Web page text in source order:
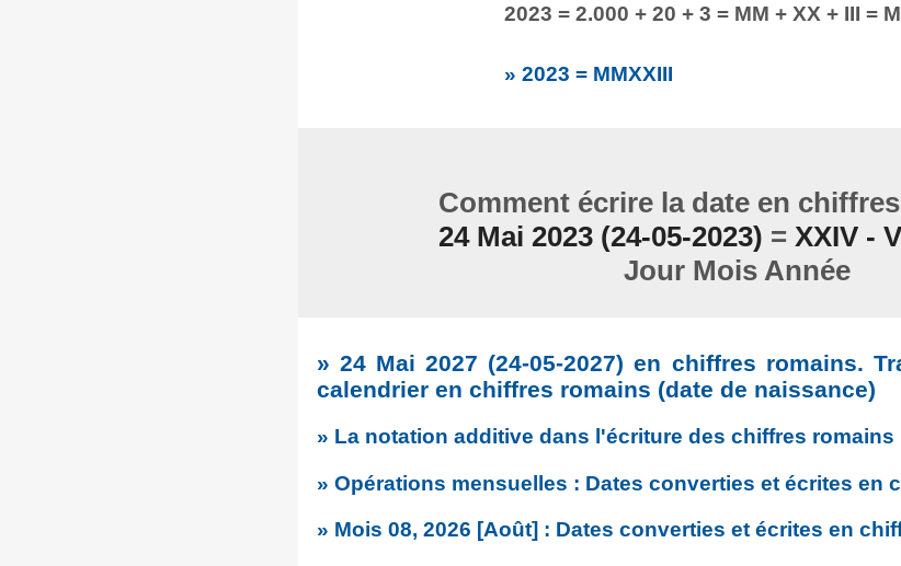
2023 = 2.000 + 20 + 3 = MM + XX + III =
» 2023 = MMXXIII
Comment écrire la date en
24 Mai 2023 (24-05-2023) = XXIV -
Jour Mois Année
»24 Mai 2027 (24-05-2027) en chiffres romains.
calendrier en chiffres romains (date de naissance)
» La notation additive dans l'écriture des chiffres romains
» Opérations mensuelles : Dates converties et écrites en
» Mois 08, 2026 [Août] : Dates converties et écrites en